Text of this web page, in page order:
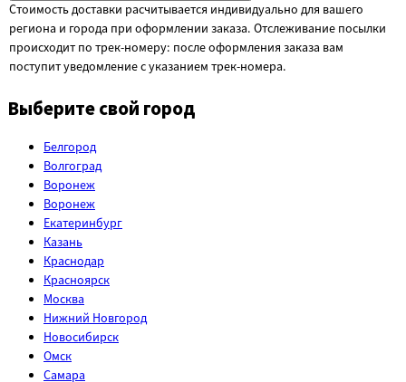
Стоимость доставки расчитывается индивидуально для вашего
региона и города при оформлении заказа. Отслеживание посылки
происходит по трек-номеру: после оформления заказа вам
поступит уведомление с указанием трек-номера.
Выберите свой город
Белгород
Волгоград
Воронеж
Воронеж
Екатеринбург
Казань
Краснодар
Красноярск
Москва
Нижний Новгород
Новосибирск
Омск
Самара